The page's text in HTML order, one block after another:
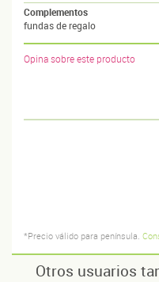
Complementos
fundas de regalo
Opina sobre este producto
*Precio válido para península.
Otros usuarios